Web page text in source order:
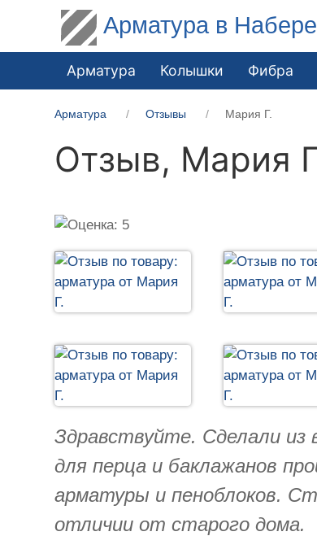
Арматура в
Арматура Колышки Фибра
Арматура Отзывы Мария Г.
Отзыв, Мария
Здравствуйте. Сделали из
для перца и баклажанов
арматуры и пеноблоков.
отличии от старого дома.